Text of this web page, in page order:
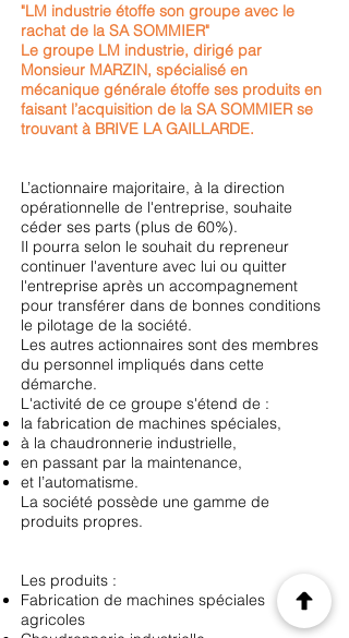
"LM industrie étoffe son groupe avec le
rachat de la SA SOMMIER"
Le groupe LM industrie, dirigé par
Monsieur MARZIN, spécialisé en
mécanique générale étoffe ses produits en
faisant l’acquisition de la SA SOMMIER se
trouvant à BRIVE LA GAILLARDE.
L’actionnaire majoritaire, à la direction
opérationnelle de l'entreprise, souhaite
céder ses parts (plus de 60%).
Il pourra selon le souhait du repreneur
continuer l'aventure avec lui ou quitter
l'entreprise après un accompagnement
pour transférer dans de bonnes conditions
le pilotage de la société.
Les autres actionnaires sont des membres
du personnel impliqués dans cette
démarche.
L'activité de ce groupe s'étend de :
la fabrication de machines spéciales,
à la chaudronnerie industrielle,
en passant par la maintenance,
et l’automatisme.
La société possède une gamme de
produits propres.
Les produits :
Fabrication de machines spéciales
agricoles